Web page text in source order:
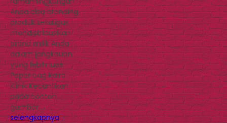
Anda bisa branding
produk sekaligus
mendistribusikan
brand milik Anda
dalam jangkauan
yang lebih luas.
Paper bag Kaira
Klinik Kecantikan
pada contoh
gambar,…
selengkapnya